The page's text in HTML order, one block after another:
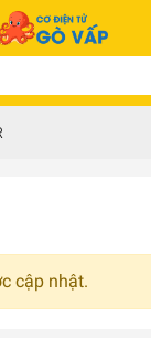
cập nhật.